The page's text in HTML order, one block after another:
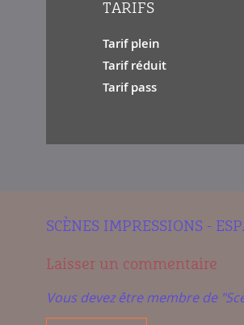
TARIFS
Tarif plein
Tarif réduit
Tarif pass
SCÈNES IMPRESSIONS -
Laisser un commentaire
Vous devez être membre de